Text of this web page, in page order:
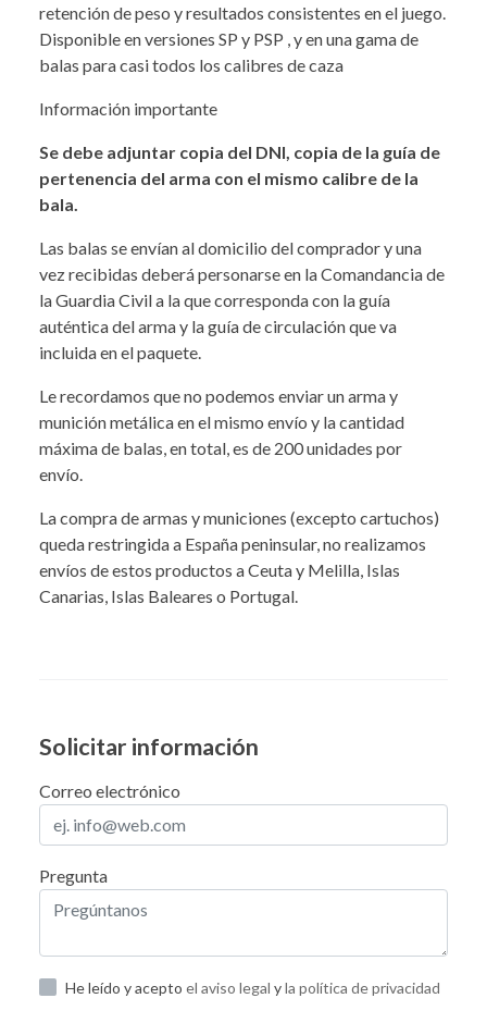
retención de peso y resultados consistentes en el juego.
Disponible en versiones SP y PSP , y en una gama de
balas para casi todos los calibres de caza
Información importante
Se debe adjuntar copia del DNI, copia de la guía de
pertenencia del arma con el mismo calibre de la
bala.
Las balas se envían al domicilio del comprador y una
vez recibidas deberá personarse en la Comandancia de
la Guardia Civil a la que corresponda con la guía
auténtica del arma y la guía de circulación que va
incluida en el paquete.
Le recordamos que no podemos enviar un arma y
munición metálica en el mismo envío y la cantidad
máxima de balas, en total, es de 200 unidades por
envío.
La compra de armas y municiones (excepto cartuchos)
queda restringida a España peninsular, no realizamos
envíos de estos productos a Ceuta y Melilla, Islas
Canarias, Islas Baleares o Portugal.
Solicitar información
Correo electrónico
Pregunta
He leído y acepto el aviso legal yla política de privacidad